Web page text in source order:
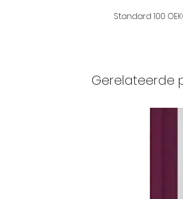
Standard 100
Gerelateerde